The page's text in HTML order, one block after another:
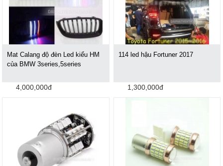
Mat Calang độ đèn Led kiểu HM
của BMW 3series,5series
4,000,000đ
114 led hậu Fortuner 2017
1,300,000đ